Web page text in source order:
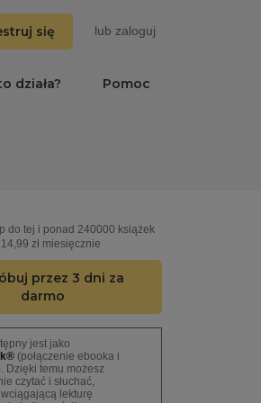
się lub zaloguj
Pomoc
działa?
do tej i ponad 240000 książek
zł miesięcznie
przez 3 dni za
darmo
jest jako
(połączenie ebooka i
Dzięki temu możesz
czytać i słuchać,
lekturę